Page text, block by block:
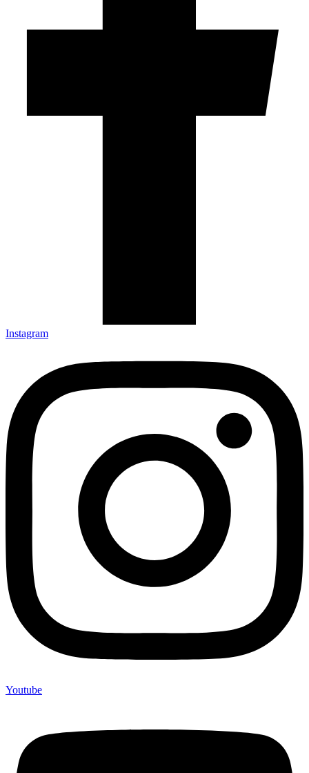
Instagram
Youtube